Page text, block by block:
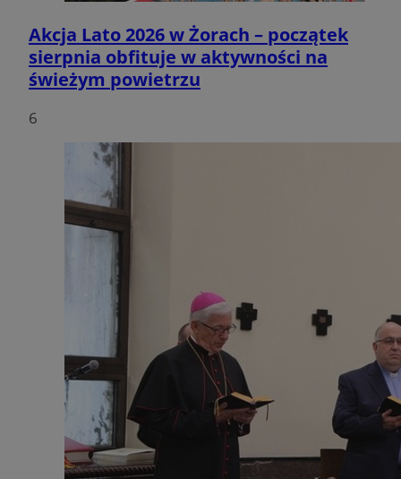
Akcja Lato 2026 w Żorach – początek
sierpnia obfituje w aktywności na
świeżym powietrzu
6